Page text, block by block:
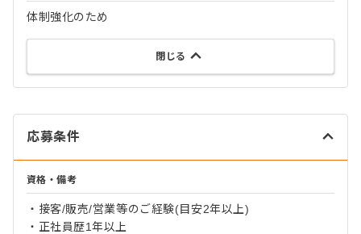
体制強化のため
閉じる
応募条件
資格・備考
・接客/販売/営業等のご経験(目安2年以上)
・正社員歴1年以上